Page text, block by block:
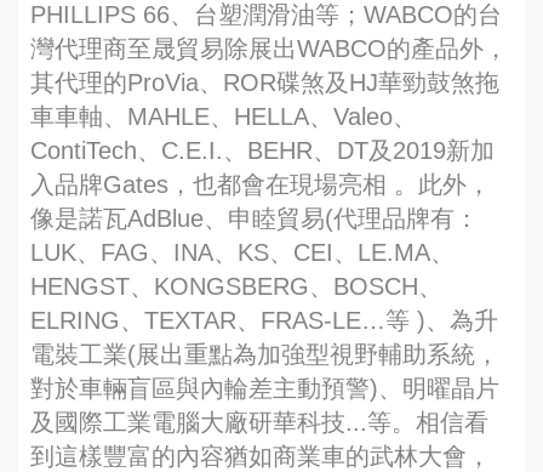
PHILLIPS 66、台塑潤滑油等；WABCO的台
灣代理商至晟貿易除展出WABCO的產品外，
其代理的ProVia、ROR碟煞及HJ華勁鼓煞拖
車車軸、MAHLE、HELLA、Valeo、
ContiTech、C.E.I.、BEHR、DT及2019新加
入品牌Gates，也都會在現場亮相 。此外，
像是諾瓦AdBlue、申睦貿易(代理品牌有：
LUK、FAG、INA、KS、CEI、LE.MA、
HENGST、KONGSBERG、BOSCH、
ELRING、TEXTAR、FRAS-LE…等 )、為升
電裝工業(展出重點為加強型視野輔助系統，
對於車輛盲區與內輪差主動預警)、明曜晶片
及國際工業電腦大廠研華科技...等。相信看
到這樣豐富的內容猶如商業車的武林大會，